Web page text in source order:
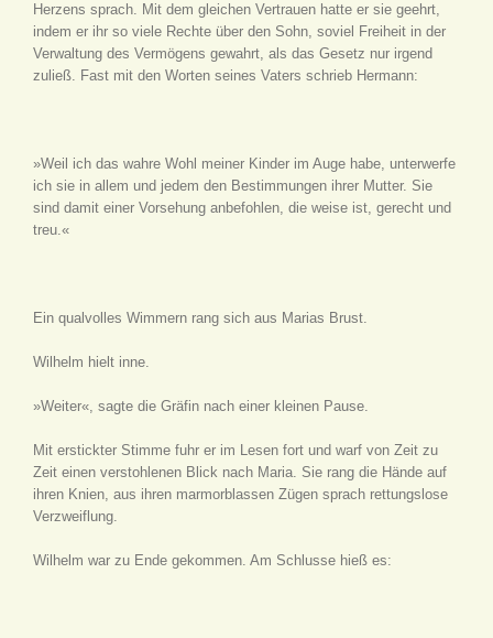
Herzens sprach. Mit dem gleichen Vertrauen hatte er sie geehrt,
indem er ihr so viele Rechte über den Sohn, soviel Freiheit in der
Verwaltung des Vermögens gewahrt, als das Gesetz nur irgend
zuließ. Fast mit den Worten seines Vaters schrieb Hermann:
»Weil ich das wahre Wohl meiner Kinder im Auge habe, unterwerfe
ich sie in allem und jedem den Bestimmungen ihrer Mutter. Sie
sind damit einer Vorsehung anbefohlen, die weise ist, gerecht und
treu.«
Ein qualvolles Wimmern rang sich aus Marias Brust.
Wilhelm hielt inne.
»Weiter«, sagte die Gräfin nach einer kleinen Pause.
Mit erstickter Stimme fuhr er im Lesen fort und warf von Zeit zu
Zeit einen verstohlenen Blick nach Maria. Sie rang die Hände auf
ihren Knien, aus ihren marmorblassen Zügen sprach rettungslose
Verzweiflung.
Wilhelm war zu Ende gekommen. Am Schlusse hieß es: